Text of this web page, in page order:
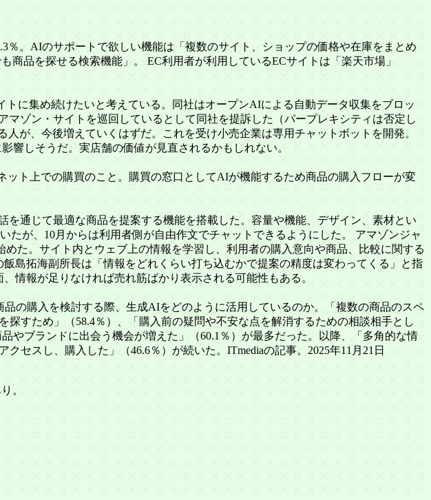
。AIのサポートで欲しい機能は「複数のサイト、ショップの価格や在庫をまとめ
商品を探せる検索機能」。 EC利用者が利用しているECサイトは「楽天市場」
に集め続けたいと考えている。同社はオープンAIによる自動データ収集をブロッ
ゾン・サイトを巡回しているとして同社を提訴した（パープレキシティは否定し
が、今後増えていくはずだ。これを受け小売企業は専用チャットボットを開発。
響しそうだ。実店舗の価値が見直されるかもしれない。
ト上での購買のこと。購買の窓口としてAIが機能するため商品の購入フローが変
を通じて最適な商品を提案する機能を搭載した。容量や機能、デザイン、素材とい
が、10月からは利用者側が自由作文でチャットできるようにした。 アマゾンジャ
た。サイト内とウェブ上の情報を学習し、利用者の購入意向や商品、比較に関する
島拓海副所長は「情報をどれくらい打ち込むかで提案の精度は変わってくる」と指
情報が足りなければ売れ筋ばかり表示される可能性もある。
の購入を検討する際、生成AIをどのように活用しているのか。「複数の商品のスペ
すため」（58.4％）、「購入前の疑問や不安な点を解消するための相談相手とし
やブランドに出会う機会が増えた」（60.1％）が最多だった。以降、「多角的な情
セスし、購入した」（46.6％）が続いた。ITmediaの記事。2025年11月21日
。